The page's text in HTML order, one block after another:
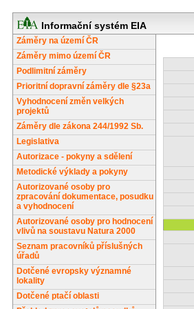
Informační systém EIA
Záměry na území ČR
Záměry mimo území ČR
Podlimitní záměry
Prioritní dopravní záměry dle §23a
Vyhodnocení změn velkých
projektů
Záměry dle zákona 244/1992 Sb.
Legislativa
Autorizace - pokyny a sdělení
Metodické výklady a pokyny
Autorizované osoby pro
zpracování dokumentace, posudku
a vyhodnocení
Autorizované osoby pro hodnocení
vlivů na soustavu Natura 2000
Seznam pracovníků příslušných
úřadů
Dotčené evropsky významné
lokality
Dotčené ptačí oblasti